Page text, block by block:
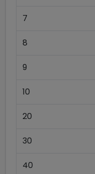
7
8
9
10
20
30
40